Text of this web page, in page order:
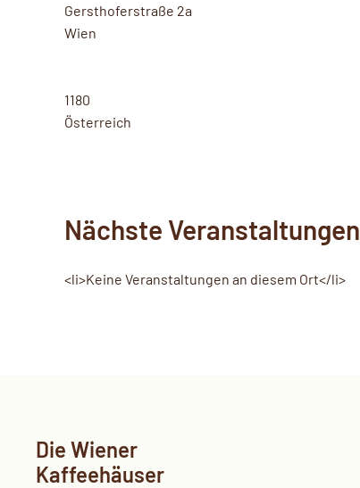
Gersthoferstraße 2a
Wien
1180
Österreich
Nächste Veranstaltungen
<li>Keine Veranstaltungen an diesem Ort</li>
Die Wiener
Kaffeehäuser